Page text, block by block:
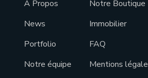
À Propos
News
Portfolio
Notre équipe
Notre Boutique
Immobilier
FAQ
Mentions légale